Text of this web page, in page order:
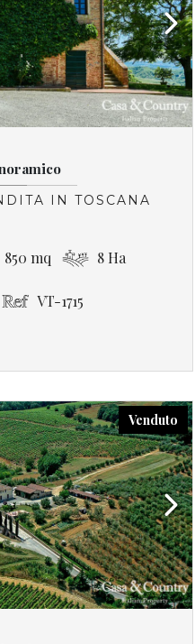
Next
IN TOSCANA
850 mq 8 Ha
VT-1715
Venduto
Next